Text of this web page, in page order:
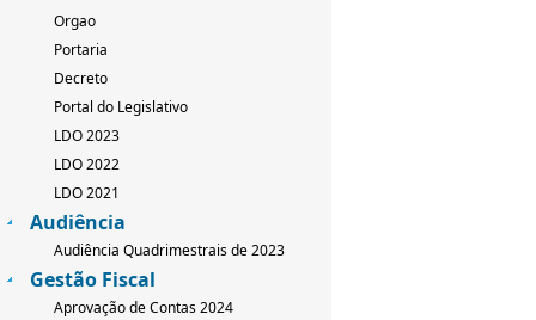
Orgao
Portaria
Decreto
Portal do Legislativo
LDO 2023
LDO 2022
LDO 2021
Audiência
Audiência Quadrimestrais de 2023
Gestão Fiscal
Aprovação de Contas 2024